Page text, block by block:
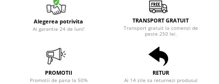
Alegerea potrivita
Ai garantie 24 de luni!
TRANSPORT GRATUIT
Transport gratuit la comenzi de
peste 250 lei.
PROMOTII
Promotii de pana la 50%
RETUR
Ai 14 zile sa returnezi produsul